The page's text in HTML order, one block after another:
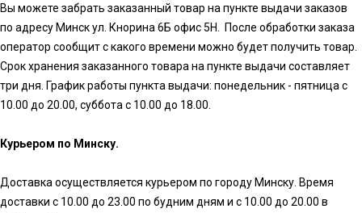
Вы можете забрать заказанный товар на пункте выдачи заказов
по адресу Минск ул. Кнорина 6Б офис 5Н. После обработки заказа
оператор сообщит с какого времени можно будет получить товар.
Срок хранения заказанного товара на пункте выдачи составляет
три дня. График работы пункта выдачи: понедельник - пятница с
10.00 до 20.00, суббота с 10.00 до 18.00.
Курьером по Минску.
Доставка осуществляется курьером по городу Минску. Время
доставки с 10.00 до 23.00 по будним дням и с 10.00 до 20.00 в